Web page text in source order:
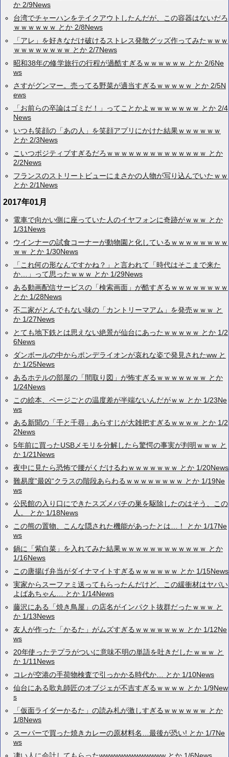
か 2/9News
台湾でチャーハンをテイクアウトしたんだが、この容器はないだろ
ｗｗｗｗｗｗ とか 2/8News
「アレ」を好きなだけ破けるストレス発散グッズ作ってみたｗｗｗ
ｗｗｗｗｗｗｗｗ とか 2/7News
昭和38年の修学旅行の行程が過酷すぎるｗｗｗｗｗｗ とか 2/6Ne
ws
さすがグンマー。売ってる野菜が適当すぎるｗｗｗｗｗ とか 2/5N
ews
「お前らの卒論はゴミだ！」ってことかよｗｗｗｗｗｗｗ とか 2/4
News
いつも笑顔の「あの人」を笑顔アプリにかけた結果ｗｗｗｗｗｗ
とか 2/3News
こいつポジティブすぎるだろｗｗｗｗｗｗｗｗｗｗｗｗｗｗ とか
2/2News
フランスのストリートビューにまさかの人物が写り込んでいたｗｗ
とか 2/1News
2017年01月
電車で向かい側に座っていた人のイヤフォンに奇跡がｗｗｗ とか
1/31News
ウインナーの試食コーナーが動物園と化しているｗｗｗｗｗｗｗｗ
ｗｗ とか 1/30News
「これ何の形なんですかね？」と言われて「時代はそこまで来た
か…」って思ったｗｗｗ とか 1/29News
ある動画配信サービスの「検索画面」が酷すぎるｗｗｗｗｗｗｗｗ
とか 1/28News
不二家がとんでもない味の「カントリーマアム」を発売ｗｗｗ と
か 1/27News
とても地下鉄とは思えない絶景が仙台にあったｗｗｗｗｗ とか 1/2
6News
ダンボールの中からポンデライオンが哀れな姿で発見されたww と
か 1/25News
あるホテルの部屋の「間取り図」が怖すぎるｗｗｗｗｗｗｗ とか
1/24News
この絵本、ページごとの温度差が半端ないんだがｗｗ とか 1/23Ne
ws
ある新聞の「千と千尋」あらすじが大雑把すぎるｗｗｗｗ とか 1/2
2News
5年前に買ったUSBメモリを分解したら驚愕の事実が判明ｗｗｗ と
か 1/21News
夜中に見たら恐怖で腰がくだけるわｗｗｗｗｗｗｗ とか 1/20News
難易度”最凶“クラスの階段あらわるｗｗｗｗｗｗｗｗ とか 1/19Ne
ws
公民館の入り口にできたスズメバチの巣を駆除したのはそう、この
人。 とか 1/18News
この熊の置物、こんな隠された機能があったとは…！ とか 1/17Ne
ws
鍋に「紫白菜」を入れてみた結果ｗｗｗｗｗｗｗｗｗｗｗｗ とか
1/16News
この唐揚げ弁当がダイナマイトすぎるｗｗｗｗｗｗ とか 1/15News
実家からスーファミ送ってもらったんだけど、この緩衝材はヤバい
よばあちゃん… とか 1/14News
藤沢にある「焼き鳥屋」の店名がインパクト抜群だったｗｗｗ と
か 1/13News
友人が作った「かるた」がムズすぎるｗｗｗｗｗｗｗ とか 1/12Ne
ws
20年使ったテプラがついに意味不明の単語を吐きだしたｗｗｗ と
か 1/11News
コレが空港の手荷物検査で引っかかる時代か… とか 1/10News
仙台にある歌丸師匠のオブジェが不吉すぎるｗｗｗｗ とか 1/9New
s
「仮面ライダーかるた」の読み札が激しすぎるｗｗｗｗｗｗ とか
1/8News
スーパーで買った焼きカレーの原材料名…最後が恐い! とか 1/7Ne
ws